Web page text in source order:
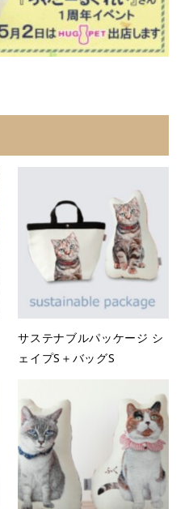
サステナブルパッケージ シ
ェイプS＋バッグS